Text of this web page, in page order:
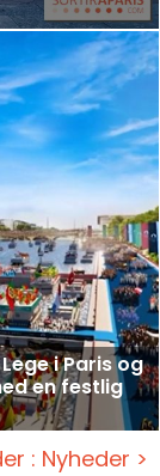
i Paris og
en festlig
: Nyheder >